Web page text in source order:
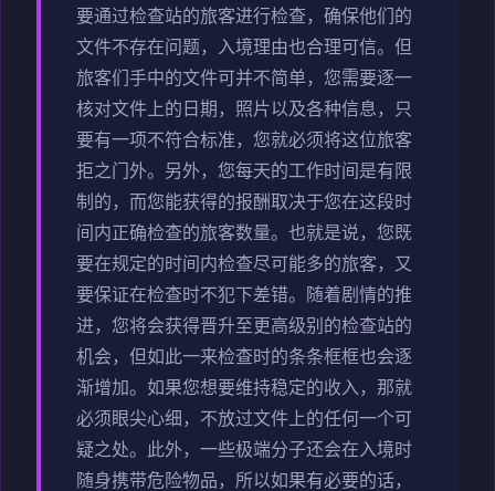
要通过检查站的旅客进行检查，确保他们的
文件不存在问题，入境理由也合理可信。但
旅客们手中的文件可并不简单，您需要逐一
核对文件上的日期，照片以及各种信息，只
要有一项不符合标准，您就必须将这位旅客
拒之门外。另外，您每天的工作时间是有限
制的，而您能获得的报酬取决于您在这段时
间内正确检查的旅客数量。也就是说，您既
要在规定的时间内检查尽可能多的旅客，又
要保证在检查时不犯下差错。随着剧情的推
进，您将会获得晋升至更高级别的检查站的
机会，但如此一来检查时的条条框框也会逐
渐增加。如果您想要维持稳定的收入，那就
必须眼尖心细，不放过文件上的任何一个可
疑之处。此外，一些极端分子还会在入境时
随身携带危险物品，所以如果有必要的话，